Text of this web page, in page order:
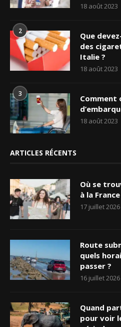
18 août 2023
2
Que
des
Italie ?
18 août 2023
3
Comment
18 août 2023
ARTICLES RÉCENTS
Où se
à la France
17 juillet 2026
Route
quels
passer ?
16 juillet 2026
Quand
pour voir